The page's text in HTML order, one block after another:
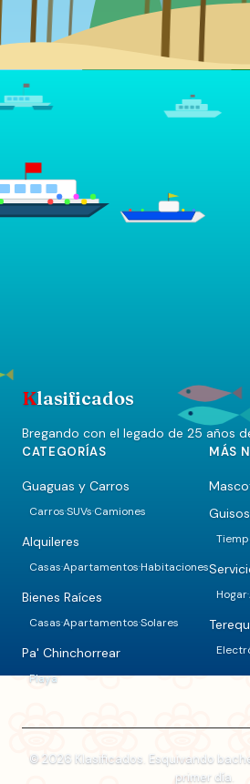
Klasificados
Bregando con el legado de 25 años
CATEGORÍAS
Guaguas y Carros
Carros·SUVs·Camiones
Alquileres
Casas·Apartamentos·Habitaciones
Bienes Raíces
Casas·Apartamentos·Solares
Pa' Chinchorrear
Playa
MÁS
Guisos
Hogar·
© 2026 Klasificados. Esquivando
primer día.